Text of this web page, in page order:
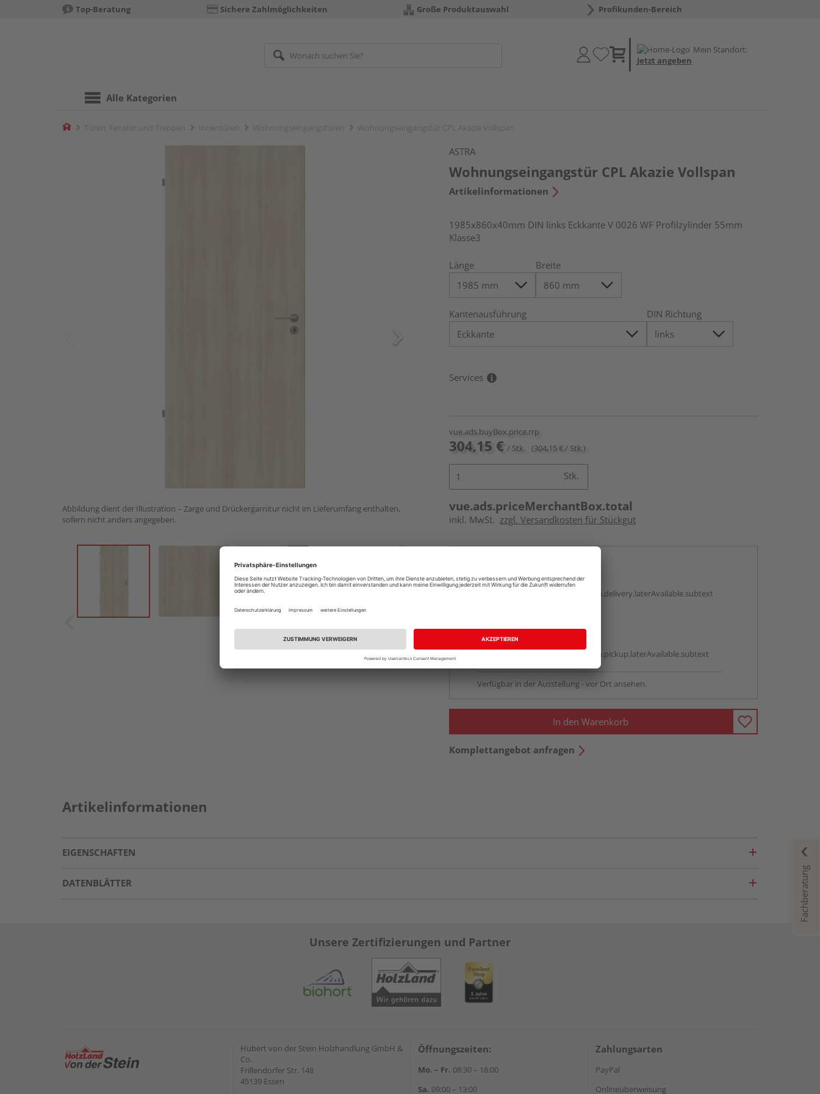
Top-Beratung Sichere Zahlmöglichkeiten Große Produktauswahl Profikunden-Bereich
Mein Standort:
Jetzt angeben
Alle Kategorien
Home
Abbildung dient der Illustration – Zarge und Drückergarnitur nicht im Lieferumfang enthalten,
sofern nicht anders angegeben.
ASTRA
Wohnungseingangstür CPL Akazie Vollspan
Artikelinformationen
1985x860x40mm DIN links Eckkante V 0026 WF Profilzylinder 55mm
Klasse3
Länge Breite
Kantenausführung DIN Richtung
Services
vue.ads.buyBox.price.rrp
304,15 € / Stk. (304,15 € / Stk.)
Stk.
vue.ads.priceMerchantBox.total
inkl. MwSt. zzgl. Versandkosten für Stückgut
Auf Vorbestellung:
vue.ads.priceMerchantBox.option.delivery.laterAvailable.subtext
Beim Händler abholen
Auf Vorbestellung:
vue.ads.priceMerchantBox.option.pickup.laterAvailable.subtext
Verfügbar in der Ausstellung - vor Ort ansehen.
In den Warenkorb
Komplettangebot anfragen
Artikelinformationen
EIGENSCHAFTEN
DATENBLÄTTER Fachberatung
Unsere Zertifizierungen und Partner
Hubert von der Stein Holzhandlung GmbH &
Co.
Frillendorfer Str. 148
45139 Essen
Öffnungszeiten:
Mo. – Fr. 08:30 – 18:00
Sa. 09:00 – 13:00
Zahlungsarten
PayPal
Onlineüberweisung